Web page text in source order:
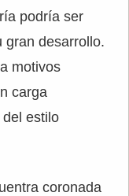
podría ser
gran desarrollo.
motivos
carga
estilo
coronada